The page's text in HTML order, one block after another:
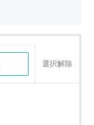
選択解除